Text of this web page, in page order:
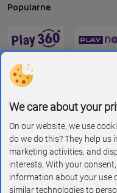
Popularne
O Play
Znajdź nas na
We care about your
On our website, we use
do we do this? They help us
marketing activities, and
interests. With your
information about your use
similar technologies to